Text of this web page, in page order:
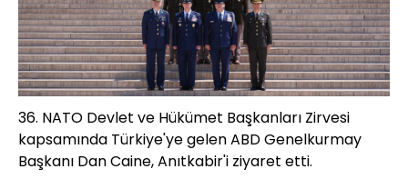
36.⁠ ⁠NATO Devlet ve Hükümet Başkanları Zirvesi
kapsamında Türkiye'ye gelen ABD Genelkurmay
Başkanı Dan Caine, Anıtkabir'i ziyaret etti.